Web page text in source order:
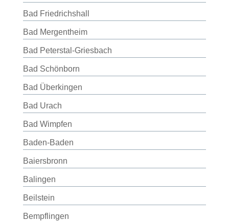
Bad Friedrichshall
Bad Mergentheim
Bad Peterstal-Griesbach
Bad Schönborn
Bad Überkingen
Bad Urach
Bad Wimpfen
Baden-Baden
Baiersbronn
Balingen
Beilstein
Bempflingen